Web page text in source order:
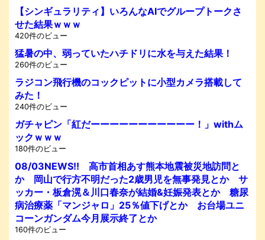
【シンギュラリティ】いろんなAIでグループトークさ
せた結果ｗｗｗ
420件のビュー
猛暑の中、弱っていたハチドリに水を与えた結果！
260件のビュー
ラジコン飛行機のコックピットに小型カメラ搭載して
みた！
240件のビュー
ガチャピン「紅だーーーーーーーーーーー！」withム
ックｗｗｗ
180件のビュー
08/03NEWS!! 高市首相あす熊本地震被災地訪問と
か 岡山で行方不明だった2歳男児を無事発見とか サ
ッカー・板倉滉＆川口春奈が結婚&妊娠発表とか 糖尿
病治療薬「マンジャロ」25％値下げとか お台場ユニ
コーンガンダム今月展示終了とか
160件のビュー